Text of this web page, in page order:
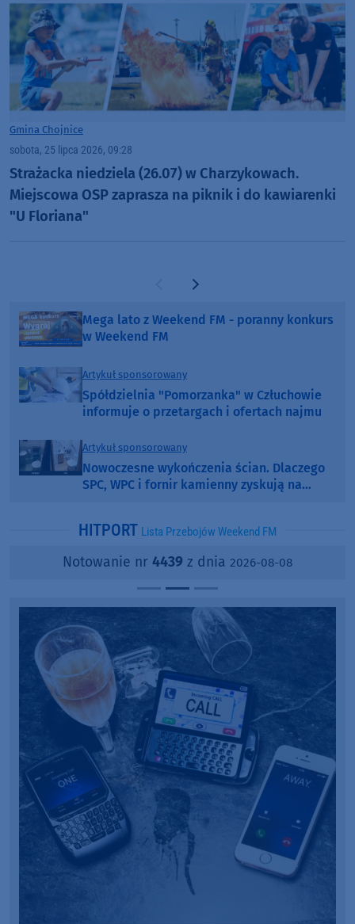
Gmina Chojnice
sobota, 25 lipca 2026, 09:28
Strażacka niedziela (26.07) w Charzykowach.
Miejscowa OSP zaprasza na piknik i do kawiarenki
"U Floriana"
Poprzednia strona
Następna strona
Mega lato z Weekend FM - poranny konkurs
w Weekend FM
Artykuł sponsorowany
Spółdzielnia "Pomorzanka" w Człuchowie
informuje o przetargach i ofertach najmu
Artykuł sponsorowany
Nowoczesne wykończenia ścian. Dlaczego
SPC, WPC i fornir kamienny zyskują na
HITPORT Lista Przebojów Weekend FM
Notowanie nr 4439 z dnia 2026-08-08